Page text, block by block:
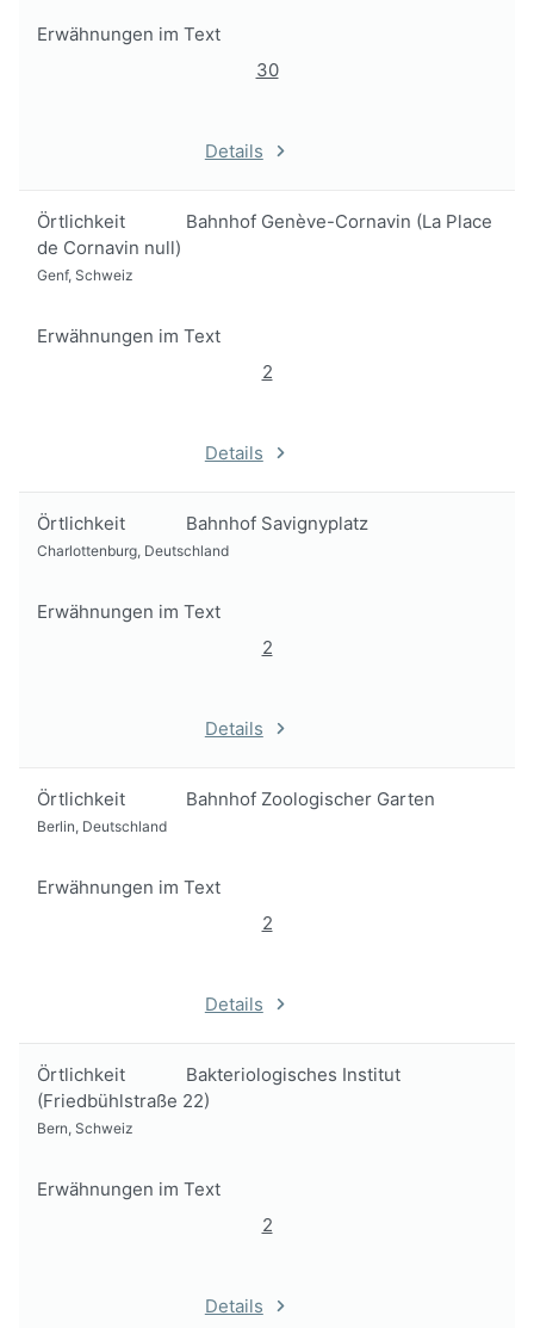
Erwähnungen im Text
30
Details
Örtlichkeit
Bahnhof Genève-Cornavin (La Place
de Cornavin null)
Genf, Schweiz
Erwähnungen im Text
2
Details
Örtlichkeit Bahnhof Savignyplatz
Charlottenburg, Deutschland
Erwähnungen im Text
2
Details
Örtlichkeit Bahnhof Zoologischer Garten
Berlin, Deutschland
Erwähnungen im Text
2
Details
Örtlichkeit
Bakteriologisches Institut
(Friedbühlstraße 22)
Bern, Schweiz
Erwähnungen im Text
2
Details